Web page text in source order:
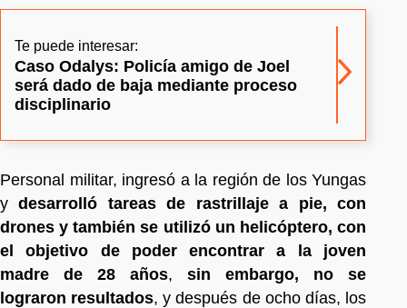
Te puede interesar:
Caso Odalys: Policía amigo de Joel
será dado de baja mediante proceso
disciplinario
Personal militar, ingresó a la región de los Yungas
ydesarrolló tareas de rastrillaje a pie, con
drones y también se utilizó un helicóptero, con
el objetivo de poder encontrar a la joven
madre de 28 años, sin embargo, no se
lograron resultados, y después de ocho días, los